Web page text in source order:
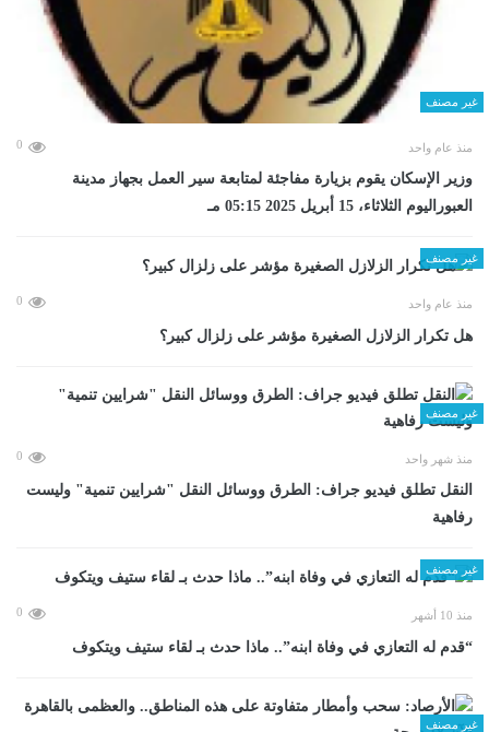
غير مصنف
منذ عام واحد 0
وزير الإسكان يقوم بزيارة مفاجئة لمتابعة سير العمل بجهاز مدينة
العبوراليوم الثلاثاء، 15 أبريل 2025 05:15 مـ
غير مصنف
منذ عام واحد 0
هل تكرار الزلازل الصغيرة مؤشر على زلزال كبير؟
غير مصنف
منذ شهر واحد 0
​النقل تطلق فيديو جراف: الطرق ووسائل النقل "شرايين تنمية" وليست
رفاهية
غير مصنف
منذ 10 أشهر 0
“قدم له التعازي في وفاة ابنه”.. ماذا حدث بـ لقاء ستيف ويتكوف
غير مصنف